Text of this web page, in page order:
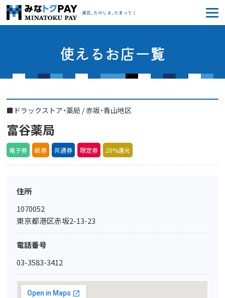
みなトクPAY
港区、たのしさ、たまってく
使えるお店一覧
■ ドラックストア・薬局 /赤坂・青山地区
富谷薬局
電子券 紙券 共通券 限定券 20%還元
住所
1070052
東京都港区赤坂2-13-23
電話番号
03-3583-3412